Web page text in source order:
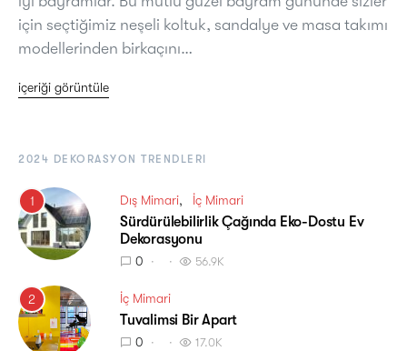
için seçtiğimiz neşeli koltuk, sandalye ve masa takımı
modellerinden birkaçını…
içeriği görüntüle
2024 DEKORASYON TRENDLERI
1 Dış Mimari İç Mimari
Sürdürülebilirlik Çağında Eko-Dostu Ev
Dekorasyonu
0 56.9K
2 İç Mimari
Tuvalimsi Bir Apart
0 17.0K